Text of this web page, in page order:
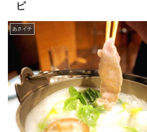
ピ
あさイチ